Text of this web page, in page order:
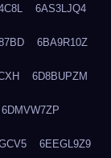
6AS3LJQ4
6BA9R10Z
6D8BUPZM
6DMVW7ZP
6EEGL9Z9